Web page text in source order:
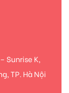
Sunrise K,
TP. Hà Nội